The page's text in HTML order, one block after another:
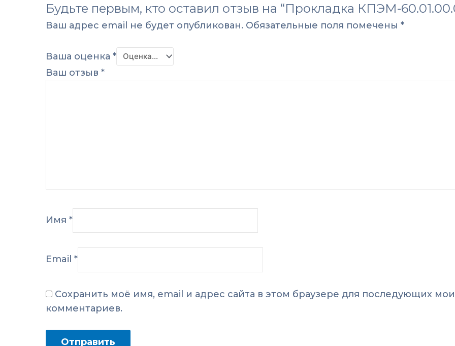
Будьте первым, кто оставил отзыв на “Прокладка КПЭМ-
Ваш адрес email не будет опубликован. Обязательные поля помечены *
Ваша оценка *
Ваш отзыв *
Имя *
Email *
Сохранить моё имя, email и адрес сайта в этом браузере для последующих
комментариев.